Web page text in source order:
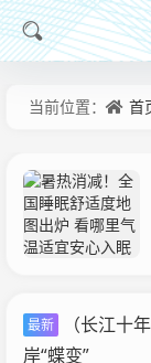
当前位置： 首
最新
（长江十
岸“蝶变”